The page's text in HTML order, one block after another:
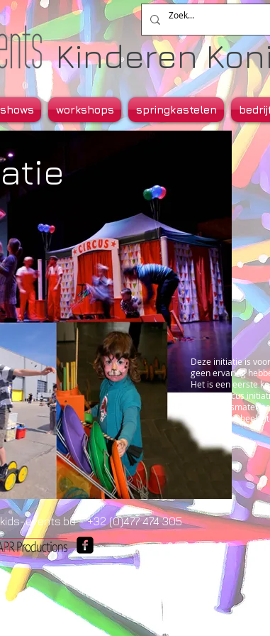
workshops springkastelen
Kinderen
Deze initiatie is
geen ervaring
Het is een eerste
Op een circus
deelnemers heel
kids-events.be - +32 (0)477 474 305